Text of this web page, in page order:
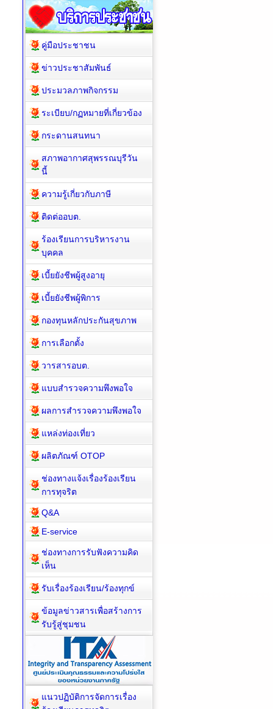
คู่มือประชาชน
ข่าวประชาสัมพันธ์
ประมวลภาพกิจกรรม
ระเบียบ/กฏหมายที่เกี่ยวข้อง
กระดานสนทนา
สภาพอากาศสุพรรณบุรีวัน
นี้
ความรู้เกี่ยวกับภาษี
ติดต่ออบต.
ร้องเรียนการบริหารงาน
บุคคล
เบี้ยยังชีพผู้สูงอายุ
เบี้ยยังชีพผู้พิการ
กองทุนหลักประกันสุขภาพ
การเลือกตั้ง
วารสารอบต.
แบบสำรวจความพึงพอใจ
ผลการสำรวจความพึงพอใจ
แหล่งท่องเที่ยว
ผลิตภัณฑ์ OTOP
ช่องทางแจ้งเรื่องร้องเรียน
การทุจริต
Q&A
E-service
ช่องทางการรับฟังความคิด
เห็น
รับเรื่องร้องเรียน/ร้องทุกข์
ข้อมูลข่าวสารเพื่อสร้างการ
รับรู้สู่ชุมชน
แนวปฏิบัติการจัดการเรื่อง